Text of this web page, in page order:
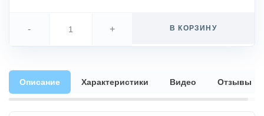
- + В КОРЗИНУ
Описание Характеристики Видео Отзывы